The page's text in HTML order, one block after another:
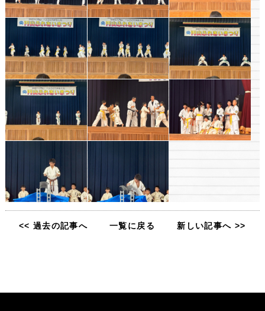
<< 過去の記事へ 一覧に戻る 新しい記事へ >>